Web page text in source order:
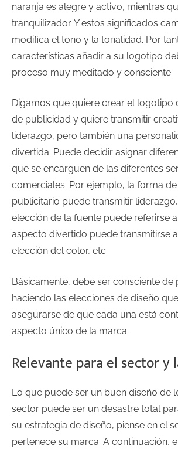
naranja es alegre y activo, mientras
tranquilizador. Y estos significados
modifica el tono y la tonalidad. Por
características añadir a su logotipo
proceso muy meditado y consciente.
Digamos que quiere crear el logotipo
de publicidad y quiere transmitir
liderazgo, pero también una
divertida. Puede decidir asignar
que se encarguen de las diferentes
comerciales. Por ejemplo, la forma
publicitario puede transmitir
elección de la fuente puede referirse
aspecto divertido puede transmitirse
elección del color, etc.
Básicamente, debe ser consciente de
haciendo las elecciones de diseño
asegurarse de que cada una está
aspecto único de la marca.
Relevante para el sector y
Lo que puede ser un buen diseño de
sector puede ser un desastre total
su estrategia de diseño, piense en el
pertenece su marca. A continuación,